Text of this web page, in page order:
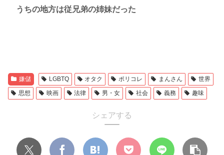
うちの地方は従兄弟の姉妹だった
嫌儲 LGBTQ オタク ポリコレ まんさん
世界
思想
映画 法律 男・女 社会 義務 趣味
シェアする